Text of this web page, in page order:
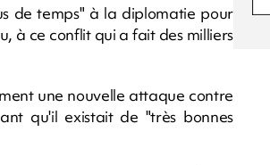
de temps" à la diplomatie pour
à ce conflit qui a fait des milliers
une nouvelle attaque contre
qu'il existait de "très bonnes